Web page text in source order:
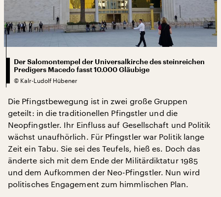
Der Salomontempel der Universalkirche des steinreichen
Predigers Macedo fasst 10.000 Gläubige
© Kalr-Ludolf Hübener
Die Pfingstbewegung ist in zwei große Gruppen
geteilt: in die traditionellen Pfingstler und die
Neopfingstler. Ihr Einfluss auf Gesellschaft und Politik
wächst unaufhörlich. Für Pfingstler war Politik lange
Zeit ein Tabu. Sie sei des Teufels, hieß es. Doch das
änderte sich mit dem Ende der Militärdiktatur 1985
und dem Aufkommen der Neo-Pfingstler. Nun wird
politisches Engagement zum himmlischen Plan.